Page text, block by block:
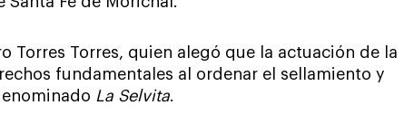
Torres Torres, quien alegó que la actuación de la
fundamentales al ordenar el sellamiento y
La Selvita.